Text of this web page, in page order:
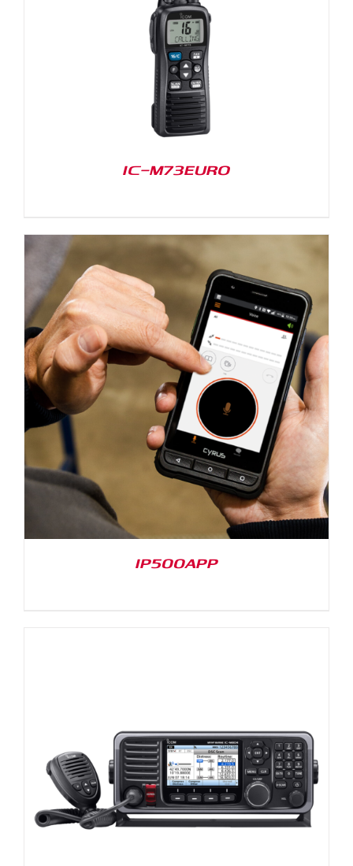
IC-M73EURO
IP500APP